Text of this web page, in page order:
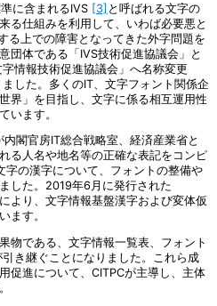
に含まれるIVS [3] と呼ばれる文字の
る仕組みを利用して、いわば必要悪と
る上での障害となってきた外字問題を
団体である「IVS技術促進協議会」と
情報技術促進協議会」へ名称変更
した。多くのIT、文字フォント関係企
界」を目指し、文字に係る相互運用性
います。
内閣官房IT総合戦略室、経済産業省と
る人名や地名等の正確な表記をコンピ
字の漢字について、フォントの整備や
した。2019年6月に発行された
より、文字情報基盤漢字および変体仮
ます。
物である、文字情報一覧表、フォント
き継ぐことになりました。これら成
促進について、CITPCが主導し、主体